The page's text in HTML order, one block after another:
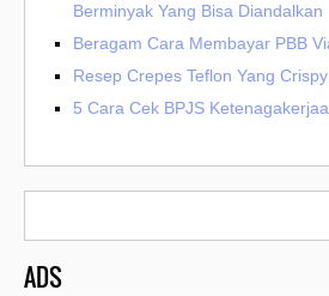
Berminyak Yang Bisa Diandalkan
Beragam Cara Membayar PBB
Resep Crepes Teflon Yang
5 Cara Cek BPJS
ADS